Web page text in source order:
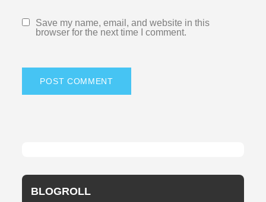
Save my name, email, and website in this
browser for the next time I comment.
BLOGROLL